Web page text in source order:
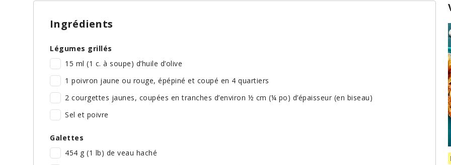
Ingrédients
Légumes grillés
15 ml (1 c. à soupe) d’huile d’olive
1 poivron jaune ou rouge, épépiné et coupé en 4 quartiers
2 courgettes jaunes, coupées en tranches d’environ ½ cm (¼ po) d’épaisseur (en biseau)
Sel et poivre
Galettes
454 g (1 lb) de veau haché